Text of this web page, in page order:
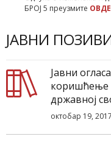
БРОЈ 5 преузмите
ЈАВНИ
Јавни
коришћење
државној
октобар 19, 2017